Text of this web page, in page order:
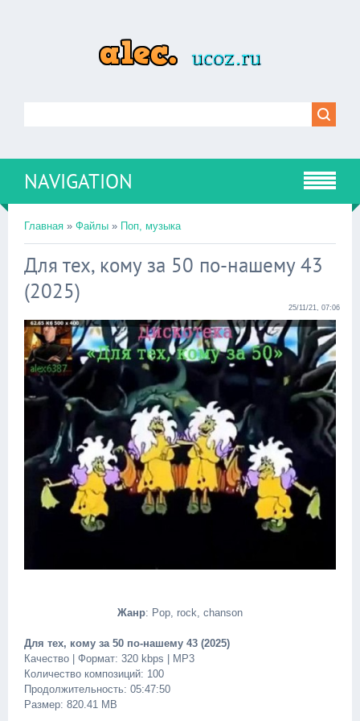
NAVIGATION
Главная » Файлы » Поп, музыка
Для тех, кому за 50 по-нашему 43
(2025)
25/11/21, 07:06
Жанр: Pop, rock, chanson
Для тех, кому за 50 по-нашему 43 (2025)
Качество | Формат: 320 kbps | MP3
Количество композиций: 100
Продолжительность: 05:47:50
Размер: 820.41 MB